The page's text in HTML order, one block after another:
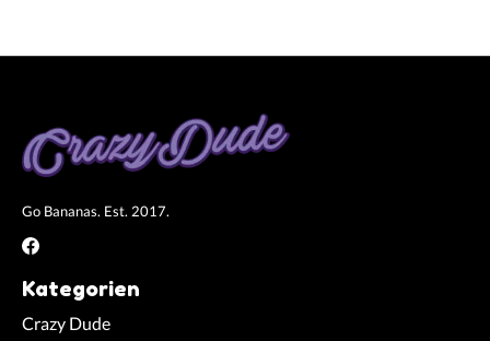
Go Bananas. Est. 2017.
Kategorien
Crazy Dude